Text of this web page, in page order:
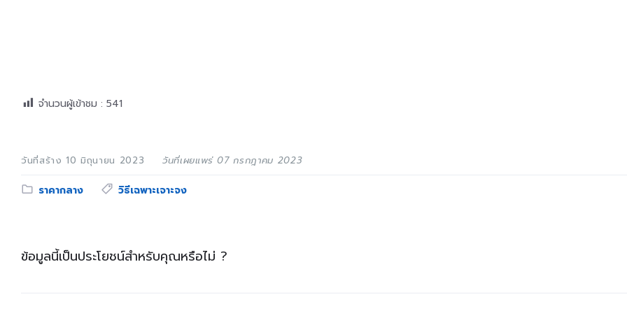
จำนวนผู้เข้าชม : 541
วันที่สร้าง 10 มิถุนายน 2023 วันที่เผยแพร่ 07 กรกฎาคม 2023
Category:
ราคากลาง Tags:
วิธีเฉพาะเจาะจง
ข้อมูลนี้เป็นประโยชน์สำหรับคุณหรือไม่ ?